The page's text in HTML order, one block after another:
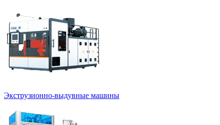
Экструзионно-выдувные машины